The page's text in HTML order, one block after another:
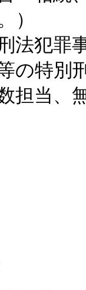
）
犯罪事
の特別
罪